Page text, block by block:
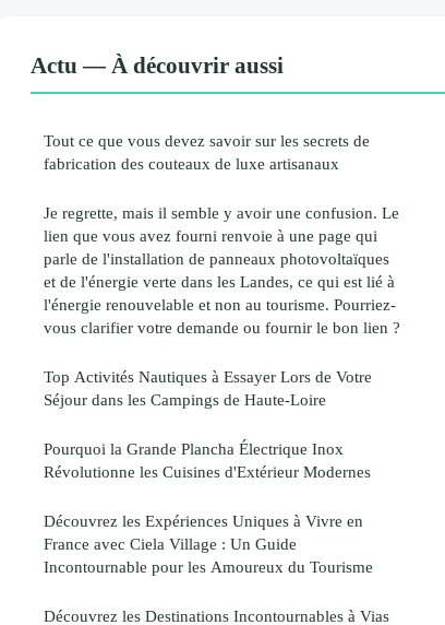
Actu — À découvrir aussi
Tout ce que vous devez savoir sur les secrets de
fabrication des couteaux de luxe artisanaux
Je regrette, mais il semble y avoir une confusion. Le
lien que vous avez fourni renvoie à une page qui
parle de l'installation de panneaux photovoltaïques
et de l'énergie verte dans les Landes, ce qui est lié à
l'énergie renouvelable et non au tourisme. Pourriez-
vous clarifier votre demande ou fournir le bon lien ?
Top Activités Nautiques à Essayer Lors de Votre
Séjour dans les Campings de Haute-Loire
Pourquoi la Grande Plancha Électrique Inox
Révolutionne les Cuisines d'Extérieur Modernes
Découvrez les Expériences Uniques à Vivre en
France avec Ciela Village : Un Guide
Incontournable pour les Amoureux du Tourisme
Découvrez les Destinations Incontournables à Vias